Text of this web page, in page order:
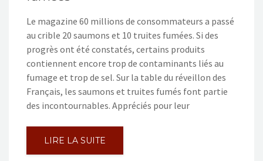
Le magazine 60 millions de consommateurs a passé
au crible 20 saumons et 10 truites fumées. Si des
progrès ont été constatés, certains produits
contiennent encore trop de contaminants liés au
fumage et trop de sel. Sur la table du réveillon des
Français, les saumons et truites fumés font partie
des incontournables. Appréciés pour leur
LIRE LA SUITE